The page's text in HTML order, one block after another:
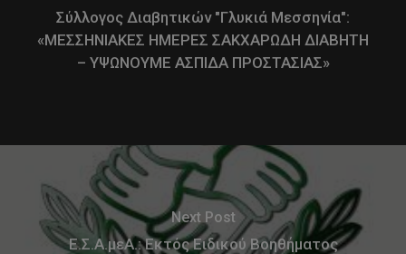
Σύλλογος Διαβητικών "Γλυκιά Μεσσηνία":
«ΜΕΣΣΗΝΙΑΚΕΣ ΗΜΕΡΕΣ ΣΑΚΧΑΡΩΔΗ ΔΙΑΒΗΤΗ
– ΥΨΩΝΟΥΜΕ ΑΣΠΙΔΑ ΠΡΟΣΤΑΣΙΑΣ»
Next Post
Ε.Σ.Α.μεΑ.: Εκτός Ειδικού Βοηθήματος